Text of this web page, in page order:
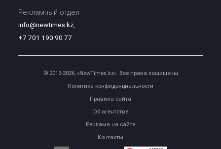
Рекламный отдел:
info@newtimes.kz,
+7 701 190 90 77
© 2013-2026, «NewTimes.kz». Все права защищены
Политика конфиденциальности
Правила сайта
Об агентстве
Реклама на сайте
Контакты